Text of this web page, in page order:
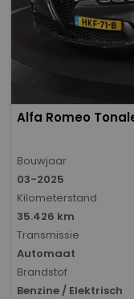
Alfa Romeo
Bouwjaar
03-2025
Kilometerstand
35.426 km
Transmissie
Automaat
Brandstof
Benzine / Elektrisch